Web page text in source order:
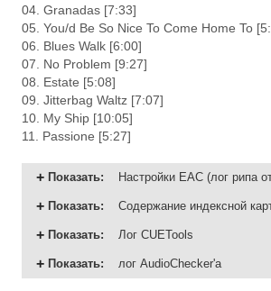
04. Granadas [7:33]
05. You/d Be So Nice To Come Home To
06. Blues Walk [6:00]
07. No Problem [9:27]
08. Estate [5:08]
09. Jitterbag Waltz [7:07]
10. My Ship [10:05]
11. Passione [5:27]
Показать: Настройки EAC (лог рипа
Показать: Содержание индексной
Показать: Лог CUETools
Показать: лог AudioChecker'а